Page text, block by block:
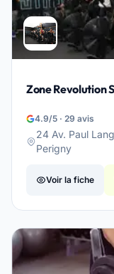
Zone Revolution
4.9/5 · 29 avis
24 Av. Paul
Perigny
Voir la fiche